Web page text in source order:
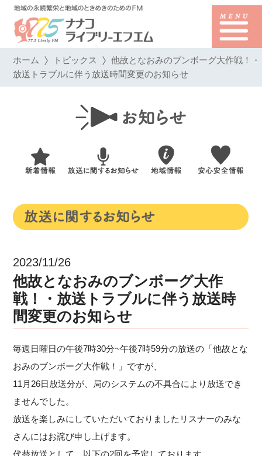
ホーム トピックス 他故となおみのブンボーグ大作戦！・
放送トラブルに伴う放送時間変更のお知らせ
2023/11/26
他故となおみのブンボーグ大作
戦！・放送トラブルに伴う放送時
間変更のお知らせ
毎週日曜日の午後7時30分~午後7時59分の放送の「他故とな
おみのブンボーグ大作戦！」ですが、
11月26日放送分が、局のシステムの不具合により放送でき
ませんでした。
放送を楽しみにしていただいておりましたリスナーのみな
さんにはお詫び申し上げます。
代替放送として、以下の2回を予定しております。